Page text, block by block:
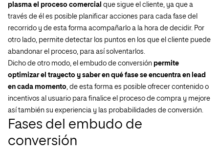
plasma el proceso comercial que sigue el cliente, ya que a
través de él es posible planificar acciones para cada fase del
recorrido y de esta forma acompañarlo a la hora de decidir. Por
otro lado, permite detectar los puntos en los que el cliente puede
abandonar el proceso, para así solventarlos.
Dicho de otro modo, el embudo de conversión permite
optimizar el trayecto y saber en qué fase se encuentra en lead
en cada momento, de esta forma es posible ofrecer contenido o
incentivos al usuario para finalice el proceso de compra y mejore
así también su experiencia y las probabilidades de conversión.
Fases del embudo de
conversión